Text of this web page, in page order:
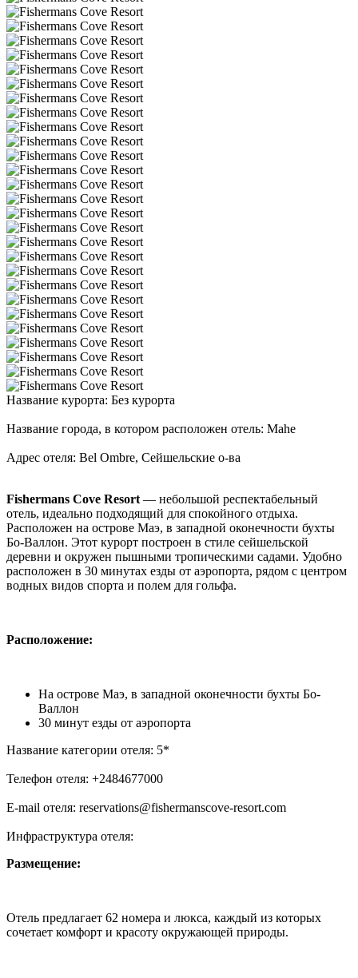
Название курорта: Без курорта
Название города, в котором расположен отель: Mahe
Адрес отеля: Bel Ombre, Сейшельские о-ва
Fishermans Cove Resort — небольшой респектабельный
отель, идеально подходящий для спокойного отдыха.
Расположен на острове Маэ, в западной оконечности бухты
Бо-Валлон. Этот курорт построен в стиле сейшельской
деревни и окружен пышными тропическими садами. Удобно
расположен в 30 минутах езды от аэропорта, рядом с центром
водных видов спорта и полем для гольфа.
Расположение:
На острове Маэ, в западной оконечности бухты Бо-
Валлон
30 минут езды от аэропорта
Название категории отеля: 5*
Телефон отеля: +2484677000
E-mail отеля: reservations@fishermanscove-resort.com
Инфраструктура отеля:
Размещение:
Отель предлагает 62 номера и люкса, каждый из которых
сочетает комфорт и красоту окружающей природы.